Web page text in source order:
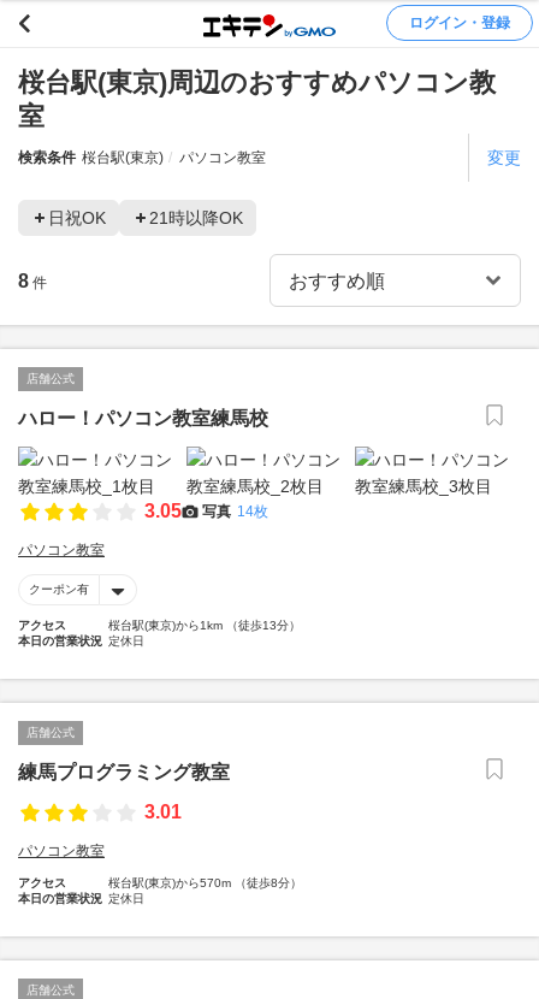
ログイン・登録
桜台駅(東京)周辺のおすすめパソコン教
室
検索条件 桜台駅(東京) パソコン教室 変更
日祝OK 21時以降OK
8 件
店舗公式
ハロー！パソコン教室練馬校
3.05 写真 14枚
パソコン教室
クーポン有
アクセス
桜台駅(東京)から1km （徒歩13分）
本日の営業状況 定休日
店舗公式
練馬プログラミング教室
3.01
パソコン教室
アクセス
桜台駅(東京)から570m （徒歩8分）
本日の営業状況 定休日
店舗公式